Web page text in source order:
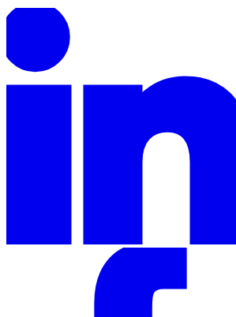
Impuestos indirectos 101
Serie Experto Fiscal
Impuestos indirectos en el comercio electrónico